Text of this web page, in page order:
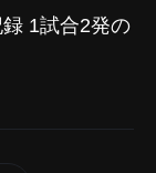
1試合2発の